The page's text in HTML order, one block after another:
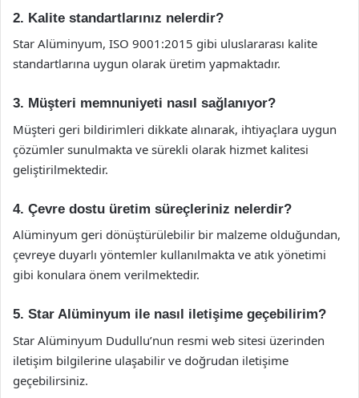
2. Kalite standartlarınız nelerdir?
Star Alüminyum, ISO 9001:2015 gibi uluslararası kalite
standartlarına uygun olarak üretim yapmaktadır.
3. Müşteri memnuniyeti nasıl sağlanıyor?
Müşteri geri bildirimleri dikkate alınarak, ihtiyaçlara uygun
çözümler sunulmakta ve sürekli olarak hizmet kalitesi
geliştirilmektedir.
4. Çevre dostu üretim süreçleriniz nelerdir?
Alüminyum geri dönüştürülebilir bir malzeme olduğundan,
çevreye duyarlı yöntemler kullanılmakta ve atık yönetimi
gibi konulara önem verilmektedir.
5. Star Alüminyum ile nasıl iletişime geçebilirim?
Star Alüminyum Dudullu’nun resmi web sitesi üzerinden
iletişim bilgilerine ulaşabilir ve doğrudan iletişime
geçebilirsiniz.